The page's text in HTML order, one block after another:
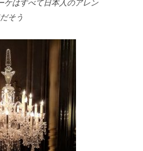
ケはすべて日本人のアレン
そう